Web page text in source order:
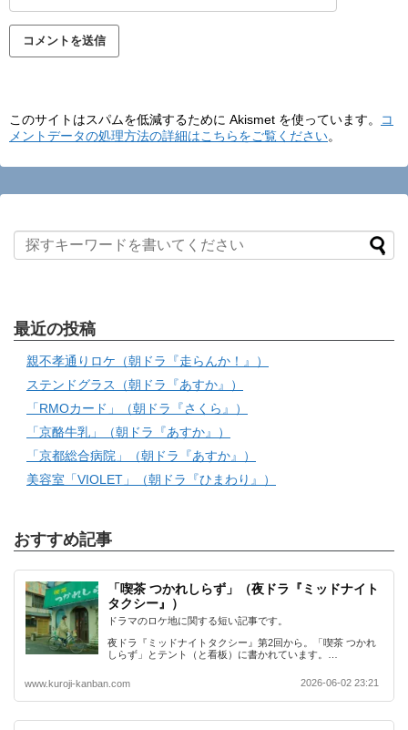
このサイトはスパムを低減するために Akismet を使っています。
コ
メントデータの処理方法の詳細はこちらをご覧ください。
最近の投稿
親不孝通りロケ（朝ドラ『走らんか！』）
ステンドグラス（朝ドラ『あすか』）
「RMOカード」（朝ドラ『さくら』）
「京酪牛乳」（朝ドラ『あすか』）
「京都総合病院」（朝ドラ『あすか』）
美容室「VIOLET」（朝ドラ『ひまわり』）
おすすめ記事
「喫茶 つかれしらず」（夜ドラ『ミッドナイト
タクシー』）
ドラマのロケ地に関する短い記事です。
夜ドラ『ミッドナイトタクシー』第2回から。「喫茶 つかれ
しらず」とテント（と看板）に書かれています。…
www.kuroji-kanban.com 2026-06-02 23:21